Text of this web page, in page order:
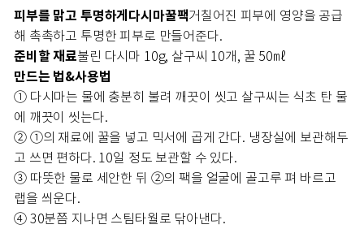
피부를 맑고 투명하게다시마꿀팩거칠어진 피부에 영양을 공급
해 촉촉하고 투명한 피부로 만들어준다.
준비할 재료불린 다시마 10g, 살구씨 10개, 꿀 50㎖
만드는 법&사용법
① 다시마는 물에 충분히 불려 깨끗이 씻고 살구씨는 식초 탄 물
에 깨끗이 씻는다.
② ①의 재료에 꿀을 넣고 믹서에 곱게 간다. 냉장실에 보관해두
고 쓰면 편하다. 10일 정도 보관할 수 있다.
③ 따뜻한 물로 세안한 뒤 ②의 팩을 얼굴에 골고루 펴 바르고
랩을 씌운다.
④ 30분쯤 지나면 스팀타월로 닦아낸다.